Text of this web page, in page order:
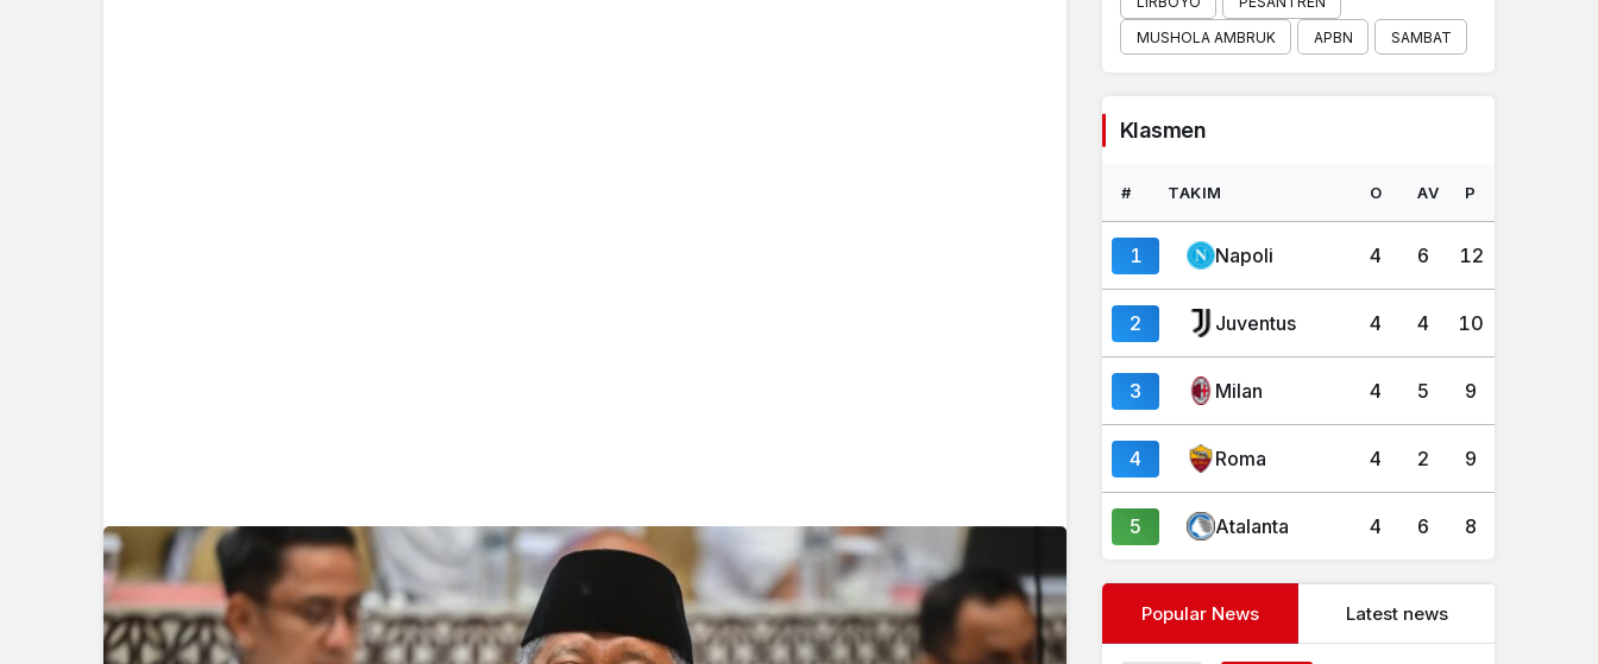
MUSHOLA AMBRUK
APBN SAMBAT
Klasmen
# TAKIM O AV P
1 Napoli 4 6 12
2 Juventus 4 4 10
3 Milan 4 5 9
4 Roma 4 2 9
5 Atalanta 4 6 8
Popular News Latest news